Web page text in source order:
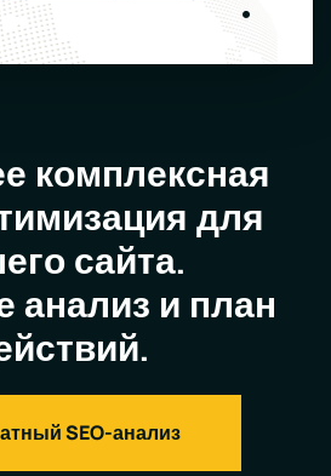
комплексная
для
сайта.
анализ и план
SEO-анализ